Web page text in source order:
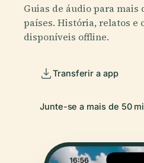
Guias de áudio para mais
países. História, relatos e
disponíveis offline.
Transferir a app
Junte-se a mais de 50